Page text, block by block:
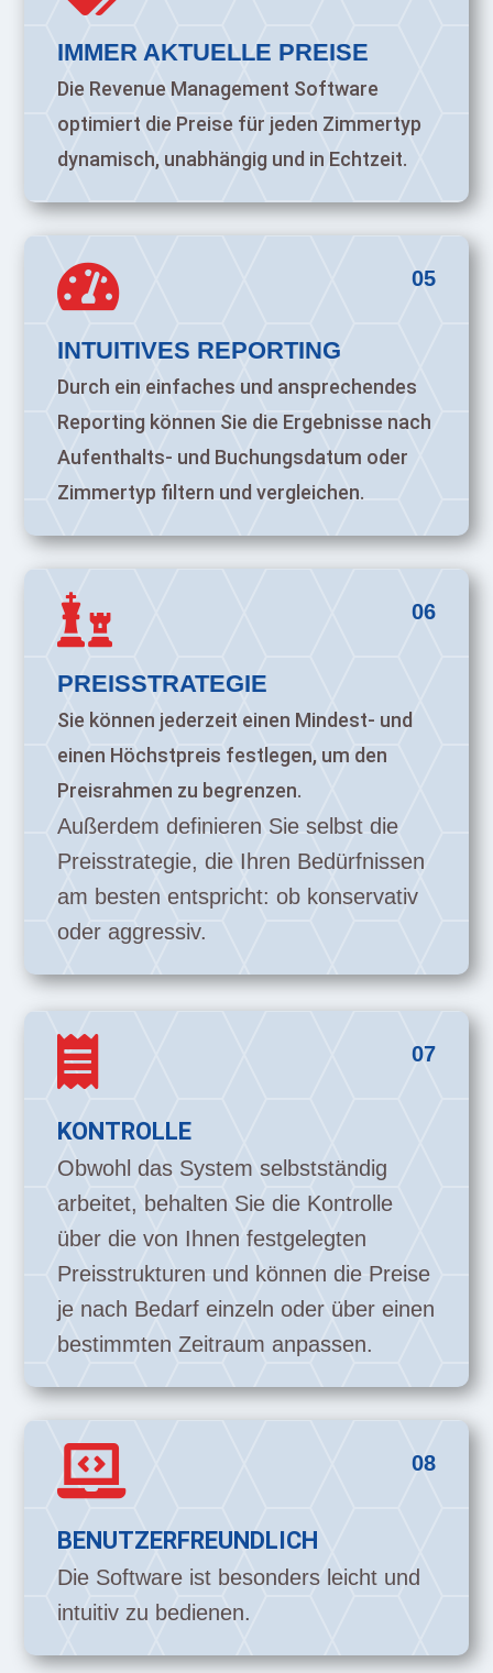
IMMER AKTUELLE PREISE
Die Revenue Management Software
optimiert die Preise für jeden Zimmertyp
dynamisch, unabhängig und in Echtzeit.
05

INTUITIVES REPORTING
Durch ein einfaches und ansprechendes
Reporting können Sie die Ergebnisse nach
Aufenthalts- und Buchungsdatum oder
Zimmertyp filtern und vergleichen.
06

PREISSTRATEGIE
Sie können jederzeit einen Mindest- und
einen Höchstpreis festlegen, um den
Preisrahmen zu begrenzen.
Außerdem definieren Sie selbst die
Preisstrategie, die Ihren Bedürfnissen
am besten entspricht: ob konservativ
oder aggressiv.
07

KONTROLLE
Obwohl das System selbstständig
arbeitet, behalten Sie die Kontrolle
über die von Ihnen festgelegten
Preisstrukturen und können die Preise
je nach Bedarf einzeln oder über einen
bestimmten Zeitraum anpassen.
08

BENUTZERFREUNDLICH
Die Software ist besonders leicht und
intuitiv zu bedienen.